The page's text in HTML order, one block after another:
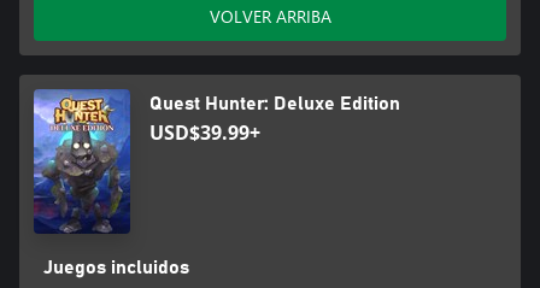
VOLVER ARRIBA
Quest Hunter: Deluxe Edition
USD$39.99+
Juegos incluidos